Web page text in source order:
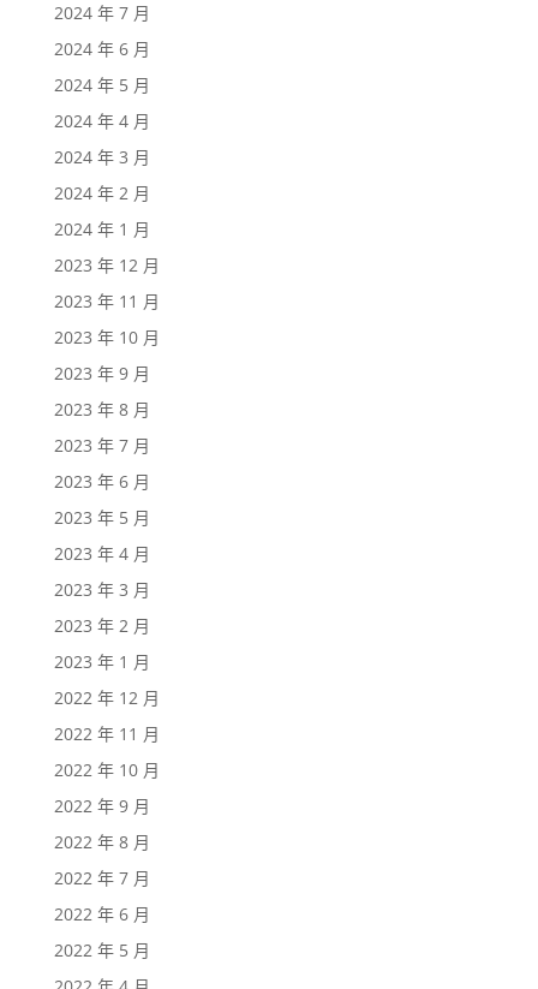
2024 年 7 月
2024 年 6 月
2024 年 5 月
2024 年 4 月
2024 年 3 月
2024 年 2 月
2024 年 1 月
2023 年 12 月
2023 年 11 月
2023 年 10 月
2023 年 9 月
2023 年 8 月
2023 年 7 月
2023 年 6 月
2023 年 5 月
2023 年 4 月
2023 年 3 月
2023 年 2 月
2023 年 1 月
2022 年 12 月
2022 年 11 月
2022 年 10 月
2022 年 9 月
2022 年 8 月
2022 年 7 月
2022 年 6 月
2022 年 5 月